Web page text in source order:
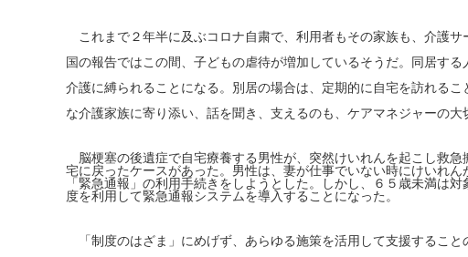
これまで２年半に及ぶコロナ自粛で、利用者もその家族も、介護サ
国の報告ではこの間、子どもの虐待が増加しているそうだ。同居す
介護に縛られることになる。別居の場合は、定期的に自宅を訪れるこ
な介護家族に寄り添い、話を聞き、支えるのも、ケアマネジャーの大
脳梗塞の後遺症で自宅療養する男性が、突然けいれんを起こし救急
宅に戻ったケースがあった。男性は、妻が仕事でいない時にけいれ
「緊急通報」の利用手続きをしようとした。しかし、６５歳未満は
度を利用して緊急通報システムを導入することになった。
「制度のはざま」にめげず、あらゆる施策を活用して支援すること